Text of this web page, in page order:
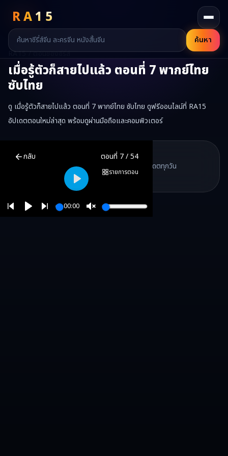
RA15
ค้นหา
RA15 / ตอนของซีรี่ส์
เมื่อรู้ตัวก็สายไปแล้ว ตอนที่ 7พากย์ไทย
ซับไทย
ดู เมื่อรู้ตัวก็สายไปแล้ว ตอนที่ 7 พากย์ไทย ซับไทย ดูฟรีออนไลน์ที่ RA15
อัปเดตตอนใหม่ล่าสุด พร้อมดูผ่านมือถือและคอมพิวเตอร์
กลับ ตอนที่ 7/54
รายการตอน
00:00
Play
เมื่อรู้
RA15 เป็นเว็บไซต์ดูซีรี่ส์จีนออนไลน์ฟรี ที่รวบรวมหนังจีน ละครจีน มิ
RA15 Drama
RA15 Drama
รวมซีรี่ส์จีน ละครสั้น หนังแนวตั้ง พากย์ไทย อัปเดตทุกวัน
RA15 Drama